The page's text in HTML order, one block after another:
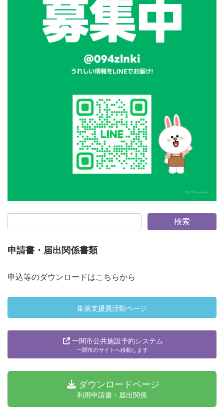
申請書・届出関係書類
申込等のダウンロードはこちらから
集落支援員活動ページ
一関市公共施設予約システム
一関市のサイトへ移動します
ダウンロードページ
利用申請書・届出関係